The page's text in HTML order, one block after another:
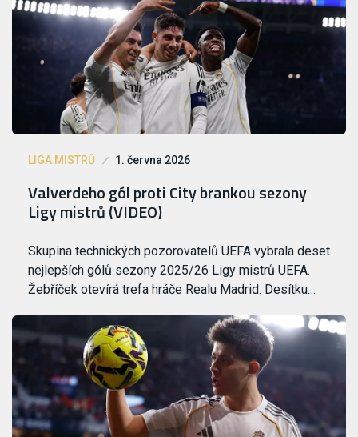
LIGA MISTRŮ 1. června 2026
Valverdeho gól proti City brankou sezony
Ligy mistrů (VIDEO)
Skupina technických pozorovatelů UEFA vybrala deset
nejlepších gólů sezony 2025/26 Ligy mistrů UEFA.
Žebříček otevírá trefa hráče Realu Madrid. Desítku…